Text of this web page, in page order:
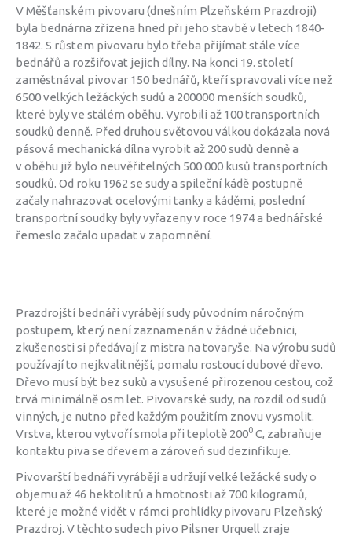
V Měšťanském pivovaru (dnešním Plzeňském Prazdroji)
byla bednárna zřízena hned při jeho stavbě v letech 1840-
1842. S růstem pivovaru bylo třeba přijímat stále více
bednářů a rozšiřovat jejich dílny. Na konci 19. století
zaměstnával pivovar 150 bednářů, kteří spravovali více než
6500 velkých ležáckých sudů a 200000 menších soudků,
které byly ve stálém oběhu. Vyrobili až 100 transportních
soudků denně. Před druhou světovou válkou dokázala nová
pásová mechanická dílna vyrobit až 200 sudů denně a
v oběhu již bylo neuvěřitelných 500 000 kusů transportních
soudků. Od roku 1962 se sudy a spileční kádě postupně
začaly nahrazovat ocelovými tanky a káděmi, poslední
transportní soudky byly vyřazeny v roce 1974 a bednářské
řemeslo začalo upadat v zapomnění.
Prazdrojští bednáři vyrábějí sudy původním náročným
postupem, který není zaznamenán v žádné učebnici,
zkušenosti si předávají z mistra na tovaryše. Na výrobu sudů
používají to nejkvalitnější, pomalu rostoucí dubové dřevo.
Dřevo musí být bez suků a vysušené přirozenou cestou, což
trvá minimálně osm let. Pivovarské sudy, na rozdíl od sudů
vinných, je nutno před každým použitím znovu vysmolit.
Vrstva, kterou vytvoří smola při teplotě 2000 C, zabraňuje
kontaktu piva se dřevem a zároveň sud dezinfikuje.
Pivovarští bednáři vyrábějí a udržují velké ležácké sudy o
objemu až 46 hektolitrů a hmotnosti až 700 kilogramů,
které je možné vidět v rámci prohlídky pivovaru Plzeňský
Prazdroj. V těchto sudech pivo Pilsner Urquell zraje